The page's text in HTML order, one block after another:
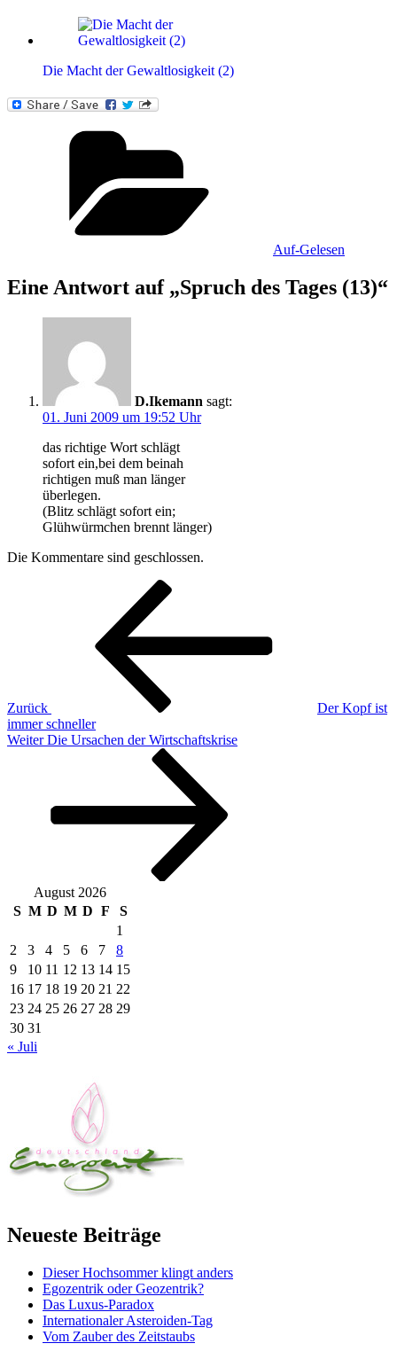
Die Macht der Gewaltlosigkeit (2)
Auf-Gelesen
Eine Antwort auf „Spruch des Tages (13)“
D.Ikemann sagt:
01. Juni 2009 um 19:52 Uhr
das richtige Wort schlägt
sofort ein,bei dem beinah
richtigen muß man länger
überlegen.
(Blitz schlägt sofort ein;
Glühwürmchen brennt länger)
Die Kommentare sind geschlossen.
Beitragsnavigation
Zurück
Der Kopf ist
immer schneller
Nächster
Weiter Die Ursachen der Wirtschaftskrise
August 2026
S M D M D F
S
1
2
3 4 5 6 7
8
9
10 11 12 13 14 15
16 17 18 19 20 21 22
23 24 25 26 27 28 29
30 31
« Juli
Neueste Beiträge
Dieser Hochsommer klingt anders
Egozentrik oder Geozentrik?
Das Luxus-Paradox
Internationaler Asteroiden-Tag
Vom Zauber des Zeitstaubs